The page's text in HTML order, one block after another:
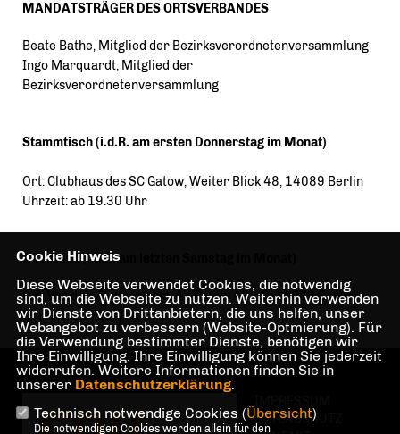
MANDATSTRÄGER DES ORTSVERBANDES
Beate Bathe, Mitglied der Bezirksverordnetenversammlung
Ingo Marquardt, Mitglied der
Bezirksverordnetenversammlung
Stammtisch (i.d.R. am ersten Donnerstag im Monat)
Ort: Clubhaus des SC Gatow, Weiter Blick 48, 14089 Berlin
Uhrzeit: ab 19.30 Uhr
Infostand (i.d.R. am letzten Samstag im Monat)
Ort: Vor dem Supermarkt, Alt Gatow 48-50, 14089 Berlin
Uhrzeit: 11 - 13 Uhr
DATENSCHUTZ
Cookie Hinweis
Diese Webseite verwendet Cookies, die notwendig
sind, um die Webseite zu nutzen. Weiterhin verwenden
wir Dienste von Drittanbietern, die uns helfen, unser
Webangebot zu verbessern (Website-Optmierung). Für
die Verwendung bestimmter Dienste, benötigen wir
Ihre Einwilligung. Ihre Einwilligung können Sie jederzeit
widerrufen. Weitere Informationen finden Sie in
unserer Datenschutzerklärung.
Technisch notwendige Cookies (Übersicht)
Die notwendigen Cookies werden allein für den